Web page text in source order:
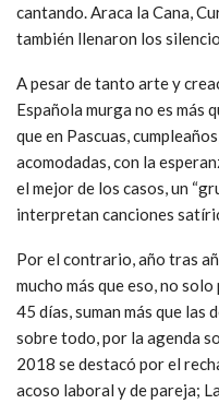
cantando. Araca la Cana,
también llenaron los
A pesar de tanto arte y
Española murga no es más
que en Pascuas,
acomodadas, con la
el mejor de los casos, un
interpretan canciones
Por el contrario, año tras
mucho más que eso, no
45 días, suman más que
sobre todo, por la agenda
2018 se destacó por el
acoso laboral y de pareja;